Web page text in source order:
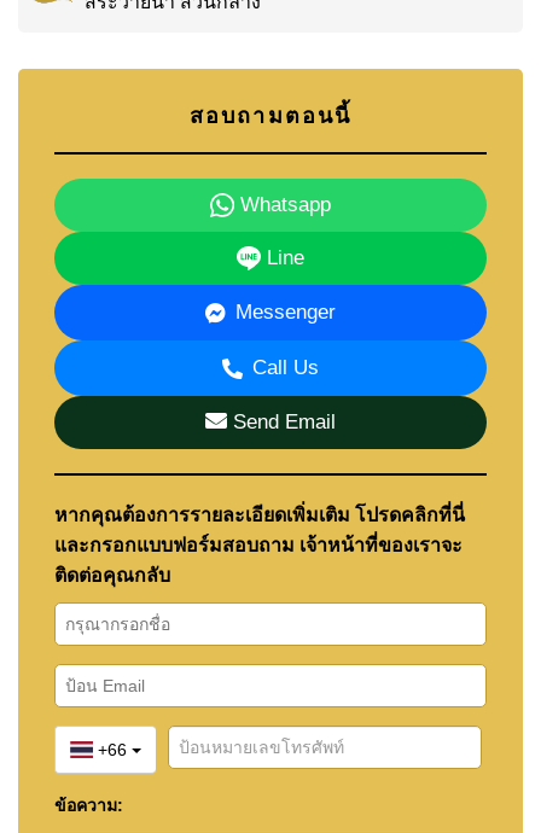
สอบถามตอนนี้
Whatsapp
Line
Messenger
Call Us
Send Email
หากคุณต้องการรายละเอียดเพิ่มเติม โปรดคลิกที่นี่
และกรอกแบบฟอร์มสอบถาม เจ้าหน้าที่ของเราจะ
ติดต่อคุณกลับ
+66
ข้อความ: